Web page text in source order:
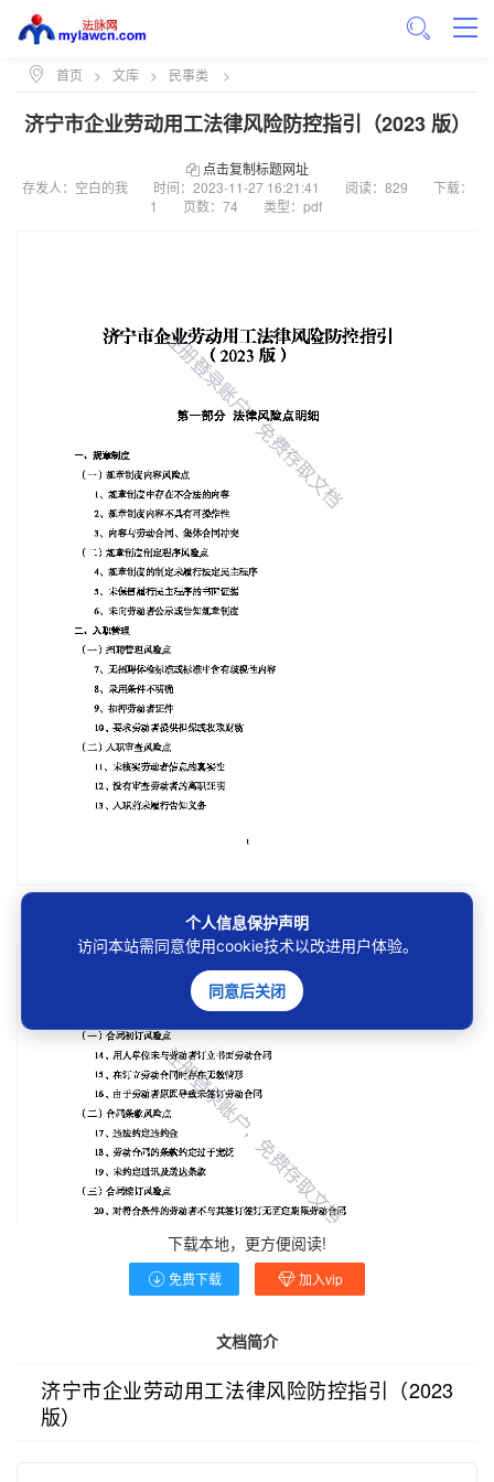
首页 > 文库 > 民事类 >
济宁市企业劳动用工法律风险防控指引（2023 版）
点击复制标题网址
存发人：空白的我
时间： 2023-11-27 16:21:41 阅读：829
下载：
1
页数：74 类型：pdf
下载本地，更方便阅读!
免费下载 加入vip
文档简介
济宁市企业劳动用工法律风险防控指引（2023
版）
个人信息保护声明
访问本站需同意使用cookie技术以改进用户体验。
同意后关闭